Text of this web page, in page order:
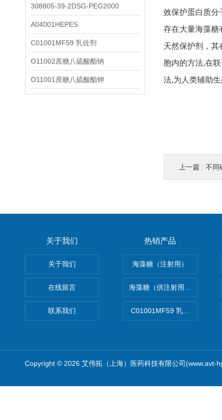
308805-39-2DSG-PEG2000
A04001HEPES
C01001MF59 乳佐剂
O11002蔗糖八硫酸酯钠
O11001蔗糖八硫酸酯钾
效保护蛋白质分
存在大量海藻糖
天然保护剂，其
胞内的方法,在
法,为人类辅助
上一篇 : 不同磷脂
关于我们
关于我们
在线留言
联系我们
热销产品
海藻糖（注射用）
海藻糖（供注射用）（无菌）
C01001MF59 乳佐剂
Copyright © 2026 艾伟拓（上海）医药科技有限公司(www.avt-